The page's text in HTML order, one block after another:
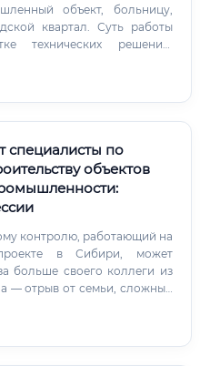
объект, больницу,
квартал. Суть работы
технических решений,
сетей, по которым подаётся
надёжность системы
несёт юридическую
объекта.
специалисты по
объектов
контролю, работающий на
в Сибири, может
больше своего коллеги из
— отрыв от семьи, сложный
компании или крупные